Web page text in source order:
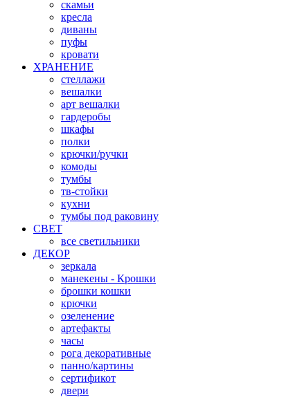
скамьи
кресла
диваны
пуфы
кровати
ХРАНЕНИЕ
стеллажи
вешалки
арт вешалки
гардеробы
шкафы
полки
крючки/ручки
комоды
тумбы
тв-стойки
кухни
тумбы под раковину
СВЕТ
все светильники
ДЕКОР
зеркала
манекены - Крошки
брошки кошки
крючки
озеленение
артефакты
часы
рога декоративные
панно/картины
сертификот
двери